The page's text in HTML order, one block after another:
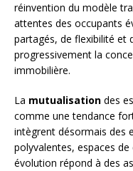
réinvention du modèle
attentes des occupants
partagés, de flexibilité et
progressivement la
immobilière.
La mutualisation des
comme une tendance
intègrent désormais des
polyvalentes, espaces
évolution répond à des